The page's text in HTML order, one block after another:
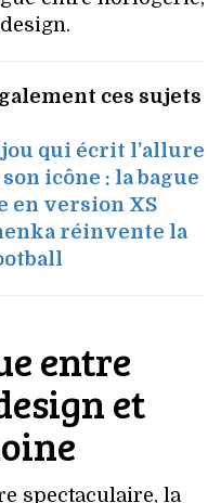
ces sujets
qui écrit l’allure
icône : la bague
en version XS
réinvente la
entre
et
spectaculaire, la